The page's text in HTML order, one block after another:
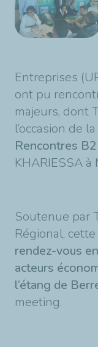
Entreprises
ont pu
majeurs, dont
l’occasion de la
Rencontres
KHARIESSA à
Soutenue par
Régional,
rendez-vous
acteurs
l’étang de
meeting.